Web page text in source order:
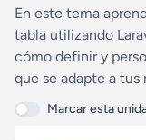
En este tema
tabla utilizando
cómo definir y
que se adapte a tus
Marcar esta